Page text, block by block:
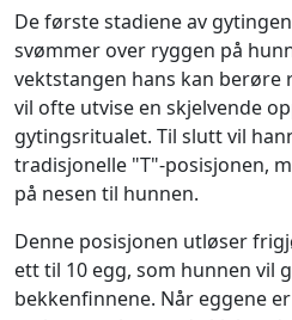
De første stadiene av
svømmer over ryggen på
vektstangen hans kan berøre
vil ofte utvise en skjelvende
gytingsritualet. Til slutt vil
tradisjonelle "T"-posisjonen,
på nesen til hunnen.
Denne posisjonen utløser
ett til 10 egg, som hunnen vil
bekkenfinnene. Når eggene